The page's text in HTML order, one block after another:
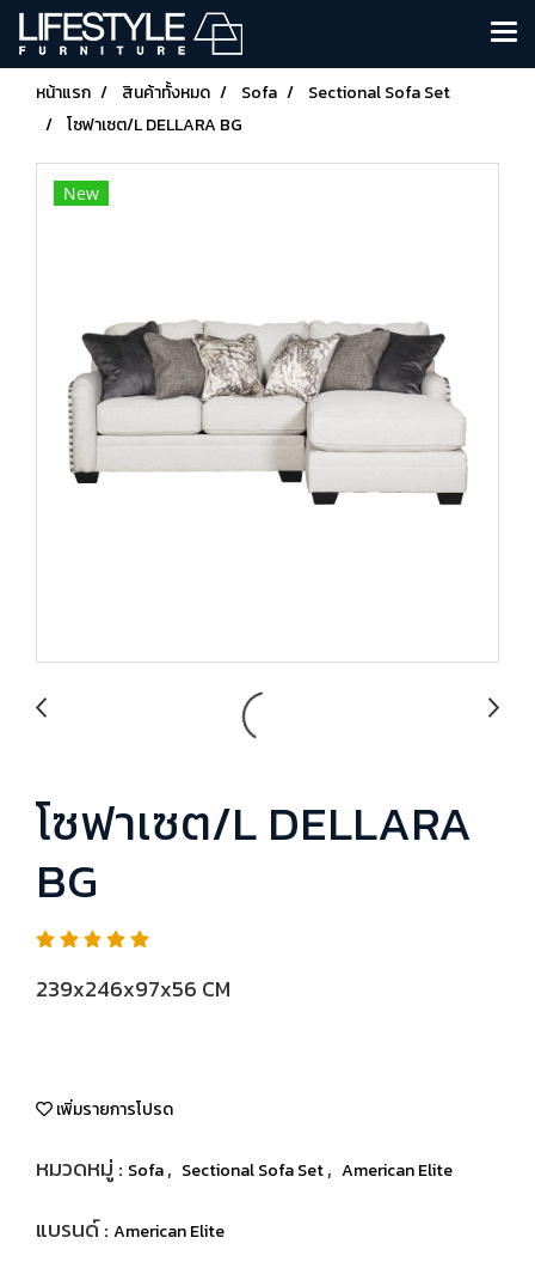
หน้าแรก สินค้าทั้งหมด Sofa
Sectional Sofa Set
โซฟาเซต/L DELLARA BG
New
โซฟาเซต/L DELLARA
BG
239x246x97x56 CM
เพิ่มรายการโปรด
หมวดหมู่ : Sofa, Sectional Sofa Set, American Elite
แบรนด์ : American Elite